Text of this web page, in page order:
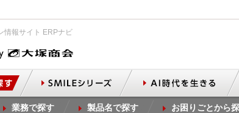
情報サイト ERPナビ
業務で探す 製品名で探す お困りごとから